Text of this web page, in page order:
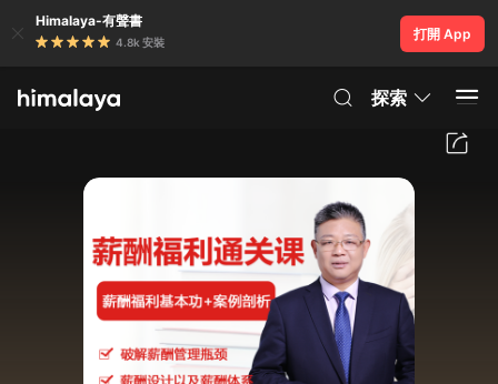
Himalaya-有聲書
4.8k 安裝
打開 App
探索